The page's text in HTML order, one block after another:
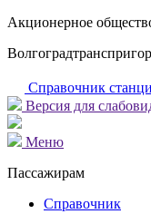
Акционерное
Справочник
Версия для
Меню
Пассажирам
Справочник